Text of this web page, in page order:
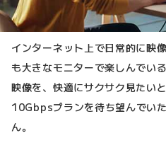
インターネット上で日常的に映
も大きなモニターで楽しんでい
映像を、快適にサクサク見たい
10Gbpsプランを待ち望んでい
ん。